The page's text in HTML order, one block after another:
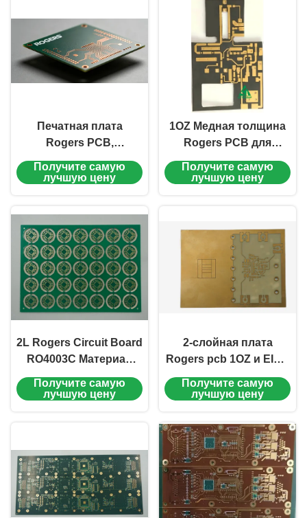
Печатная плата
Rogers PCB,
разработанная EING
для
Получите самую
лучшую цену
1OZ Медная толщина
Rogers PCB для
микроволновых и
радиочастотных схем
Получите самую
лучшую цену
2L Rogers Circuit Board
RO4003C Материал
1.6mm 1OZ Краевое
покрытие Зелёный
Получите самую
лучшую цену
2-слойная плата
Rogers pcb 1OZ и EING
материал RO4350B с
высококачественной
Получите самую
лучшую цену